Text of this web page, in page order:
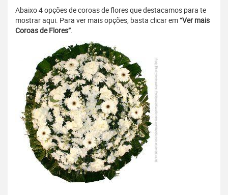
Abaixo 4 opções de coroas de flores que destacamos para te
mostrar aqui. Para ver mais opções, basta clicar em“Ver mais
Coroas de Flores”.